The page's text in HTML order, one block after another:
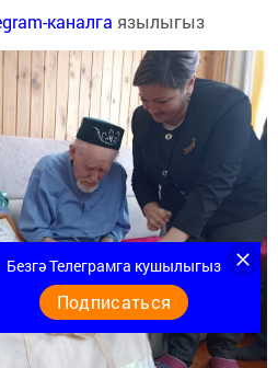
каналга язылыгыз
Безгә Телеграмга кушылыгыз
Подписаться